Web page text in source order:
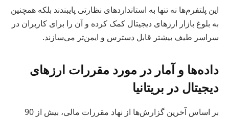
این پلتفرم‌ها نه تنها به استانداردهای نظارتی پایبندند بلکه همچنین
به بلوغ بازار ارزهای دیجیتال کمک کرده و آن را برای کاربران در
سراسر طیف بیشتر قابل دسترس و ایمن‌تر می‌سازند.
داده‌ها و آمار در مورد مقررات ارزهای
دیجیتال در بریتانیا
بر اساس آخرین گزارش‌ها از نهاد مقررات مالی، بیش از 90